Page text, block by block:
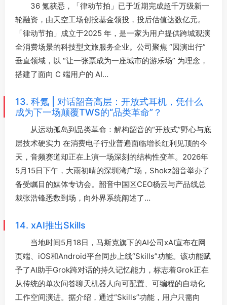
36 氪获悉，「律动节拍」已于近期完成超千万级新一
轮融资，由天空工场创投基金领投，投后估值达数亿元。
「律动节拍」成立于2025 年，是一家为用户提供跨城观演
全消费场景的科技型文旅服务企业。公司聚焦 “因演出行”
垂直领域，以 “让一张票成为一座城市的游乐场” 为理念，
搭建了面向 C 端用户的 AI…
13. 科氪 | 对话韶音高层：开放式耳机，凭什么
成为下一场颠覆TWS的“品类革命”？
从运动孤岛到品类革命：解构韶音的“开放式”野心与底
层技术硬实力 在消费电子行业普遍面临增长红利见顶的今
天，音频赛道却正在上演一场深刻的结构性变革。2026年
5月15日下午，大雨初晴的深圳湾广场，Shokz韶音举办了
备受瞩目的媒体专访会。韶音中国区CEO杨云与产品线总
裁张浩锋悉数到场，向外界系统阐述了…
14. xAI推出Skills
当地时间5月18日，马斯克旗下的AI公司xAI宣布在网
页端、iOS和Android平台同步上线“Skills”功能。该功能赋
予了AI助手Grok跨对话的持久记忆能力，标志着Grok正在
从传统的单次问答聊天机器人向可配置、可编程的自动化
工作空间演进。据介绍，通过“Skills”功能，用户只需向